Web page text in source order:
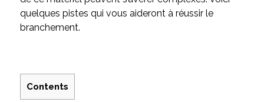
quelques pistes qui vous aideront à réussir le
branchement.
Contents